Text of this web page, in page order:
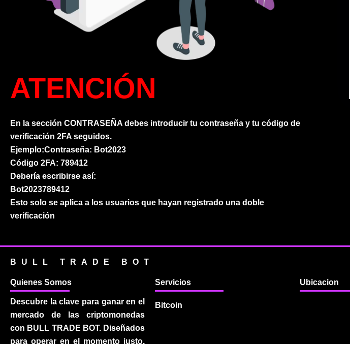
ATENCIÓN
En la sección CONTRASEÑA debes introducir tu contraseña y tu código de
verificación 2FA seguidos.
Ejemplo:Contraseña: Bot2023
Código 2FA: 789412
Debería escribirse así:
Bot2023789412
Esto solo se aplica a los usuarios que hayan registrado una doble
verificación
BULL TRADE BOT
Quienes Somos
Descubre la clave para ganar en el
mercado de las criptomonedas
con BULL TRADE BOT. Diseñados
para operar en el momento justo,
Servicios
Bitcoin
Ubicacion